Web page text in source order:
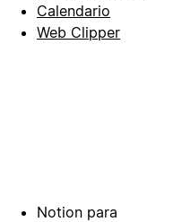
Calendario
Web Clipper
Notion para